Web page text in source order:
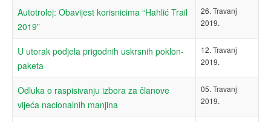
Autotrolej: Obavijest korisnicima “Hahlić Trail
2019”
26. Travanj
2019.
U utorak podjela prigodnih uskrsnih poklon-
paketa
12. Travanj
2019.
Odluka o raspisivanju izbora za članove
vijeća nacionalnih manjina
05. Travanj
2019.